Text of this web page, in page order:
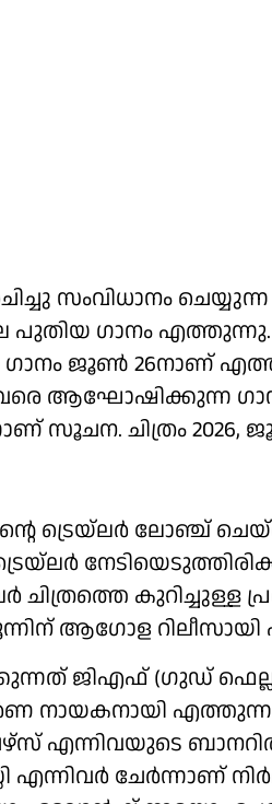
സംവിധാനം
പുതിയ ഗാനം എത്തുന്നു.
ജൂൺ 26നാണ്
ആഘോഷിക്കുന്ന
സൂചന. ചിത്രം
ട്രെയ്‌ലർ ലോഞ്ച്
ചിത്രത്തെ കുറിച്ചുള്ള
മൂന്നിന് ആഗോള
ജിഎഫ് (ഗുഡ്
നായകനായി
എന്നിവയുടെ
ചേർന്നാണ്